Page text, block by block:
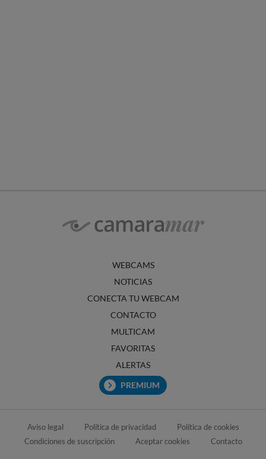
WEBCAMS
NOTICIAS
CONECTA TU WEBCAM
CONTACTO
MULTICAM
FAVORITAS
ALERTAS
PREMIUM
Aviso legal Política de privacidad
Política de cookies
Condiciones de suscripción
Aceptar cookies Contacto